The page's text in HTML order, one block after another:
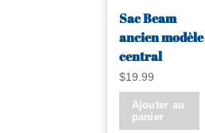
Sac Beam
ancien modèle
central
$19.99
Ajouter au
panier